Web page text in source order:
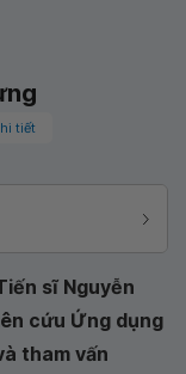
tiết
sĩ Nguyễn
cứu Ứng dụng
tham vấn